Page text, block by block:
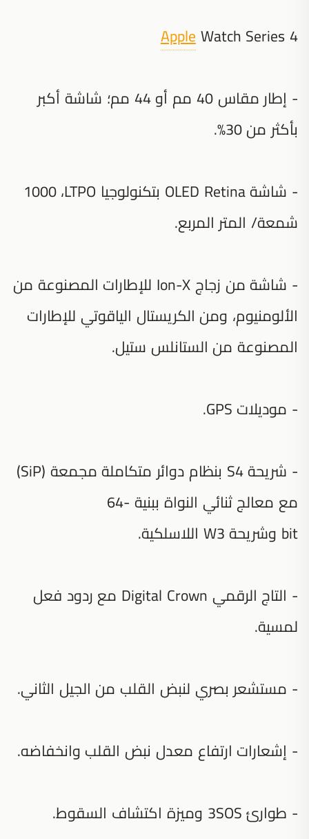
AppleWatch Series 4
- إطار مقاس 40 مم أو 44 مم؛ شاشة أكبر
بأكثر من 30%.
- شاشة OLED Retina‏ بتكنولوجيا LTPO‏، 1000
شمعة/ المتر المربع.
- شاشة من زجاج Ion-X للإطارات المصنوعة من
الألومنيوم، ومن الكريستال الياقوتي للإطارات
المصنوعة من الستانلس ستيل.
- موديلات GPS.
- شريحة S4 بنظام دوائر متكاملة مجمعة (SiP)
مع معالج ثنائي النواة ببنية 64‎-
bit وشريحة W3 اللاسلكية.
- التاج الرقمي Digital Crown مع ردود فعل
لمسية.
- مستشعر بصري لنبض القلب من الجيل الثاني.
- إشعارات ارتفاع معدل نبض القلب وانخفاضه.
- طوارئ SOS‏3 وميزة اكتشاف السقوط.